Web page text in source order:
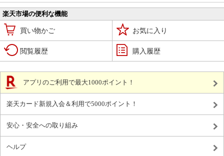
楽天市場の便利な機能
買い物かご お気に入り
閲覧履歴 購入履歴
アプリのご利用で最大1000ポイント！
楽天カード新規入会＆利用で5000ポイント！
安心・安全への取り組み
ヘルプ